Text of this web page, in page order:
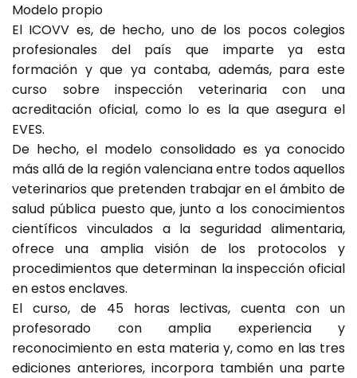
Modelo propio
El ICOVV es, de hecho, uno de los pocos colegios
profesionales del país que imparte ya esta
formación y que ya contaba, además, para este
curso sobre inspección veterinaria con una
acreditación oficial, como lo es la que asegura el
EVES.
De hecho, el modelo consolidado es ya conocido
más allá de la región valenciana entre todos aquellos
veterinarios que pretenden trabajar en el ámbito de
salud pública puesto que, junto a los conocimientos
científicos vinculados a la seguridad alimentaria,
ofrece una amplia visión de los protocolos y
procedimientos que determinan la inspección oficial
en estos enclaves.
El curso, de 45 horas lectivas, cuenta con un
profesorado con amplia experiencia y
reconocimiento en esta materia y, como en las tres
ediciones anteriores, incorpora también una parte